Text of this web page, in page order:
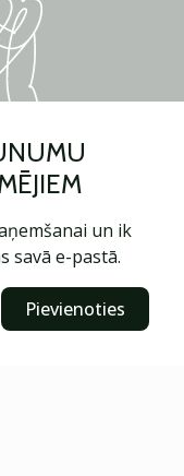
un ik
savā e-pastā.
Pievienoties